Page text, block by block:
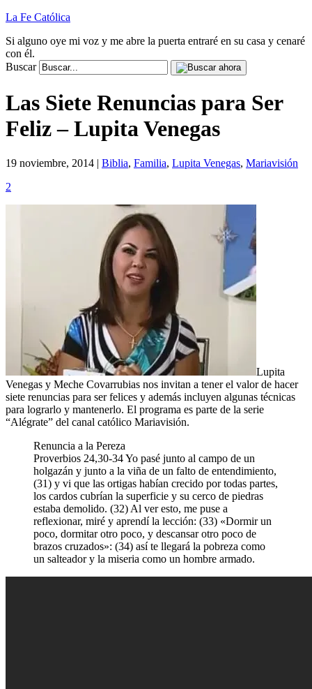
La Fe Católica
Si alguno oye mi voz y me abre la puerta entraré en su casa y cenaré
con él.
Buscar
Las Siete Renuncias para Ser
Feliz – Lupita Venegas
19 noviembre, 2014 | Biblia, Familia, Lupita Venegas, Mariavisión
2
Lupita
Venegas y Meche Covarrubias nos invitan a tener el valor de hacer
siete renuncias para ser felices y además incluyen algunas técnicas
para lograrlo y mantenerlo. El programa es parte de la serie
“Alégrate” del canal católico Mariavisión.
Renuncia a la Pereza
Proverbios 24,30-34 Yo pasé junto al campo de un
holgazán y junto a la viña de un falto de entendimiento,
(31) y vi que las ortigas habían crecido por todas partes,
los cardos cubrían la superficie y su cerco de piedras
estaba demolido. (32) Al ver esto, me puse a
reflexionar, miré y aprendí la lección: (33) «Dormir un
poco, dormitar otro poco, y descansar otro poco de
brazos cruzados»: (34) así te llegará la pobreza como
un salteador y la miseria como un hombre armado.